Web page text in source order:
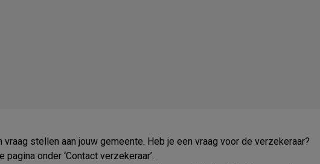
stellen aan jouw gemeente. Heb je een vraag voor de verzekeraar?
onder ‘Contact verzekeraar’.